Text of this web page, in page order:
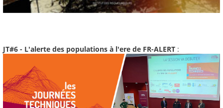
JT#6 - L'alerte des populations à l'ere de FR-ALERT :